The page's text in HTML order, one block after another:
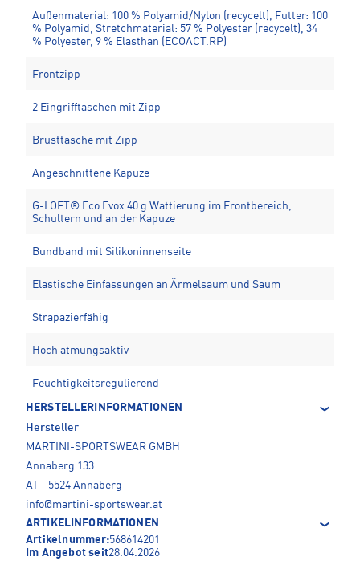
Außenmaterial: 100 % Polyamid/Nylon (recycelt), Futter: 100
% Polyamid, Stretchmaterial: 57 % Polyester (recycelt), 34
% Polyester, 9 % Elasthan (ECOACT.RP)
Frontzipp
2 Eingrifftaschen mit Zipp
Brusttasche mit Zipp
Angeschnittene Kapuze
G-LOFT® Eco Evox 40 g Wattierung im Frontbereich,
Schultern und an der Kapuze
Bundband mit Silikoninnenseite
Elastische Einfassungen an Ärmelsaum und Saum
Strapazierfähig
Hoch atmungsaktiv
Feuchtigkeitsregulierend
HERSTELLERINFORMATIONEN
Hersteller
MARTINI-SPORTSWEAR GMBH
Annaberg 133
AT - 5524 Annaberg
info@martini-sportswear.at
ARTIKELINFORMATIONEN
Artikelnummer:568614201
Im Angebot seit28.04.2026